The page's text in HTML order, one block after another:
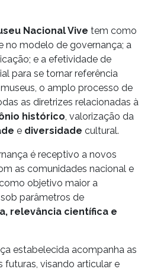
Nacional Vive tem como
no modelo de governança; a
e a efetividade de
para se tornar referência
o amplo processo de
as diretrizes relacionadas à
histórico, valorização da
e diversidade cultural.
é receptivo a novos
as comunidades nacional e
objetivo maior a
parâmetros de
relevância científica e
estabelecida acompanha as
futuras, visando articular e